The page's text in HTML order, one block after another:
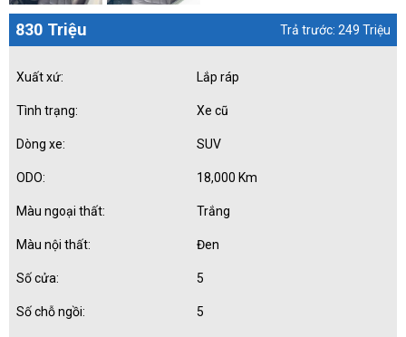
830 Triệu Trả trước: 249 Triệu
Xuất xứ: Lắp ráp
Tình trạng: Xe cũ
Dòng xe: SUV
ODO: 18,000 Km
Màu ngoại thất: Trắng
Màu nội thất: Đen
Số cửa: 5
Số chỗ ngồi: 5